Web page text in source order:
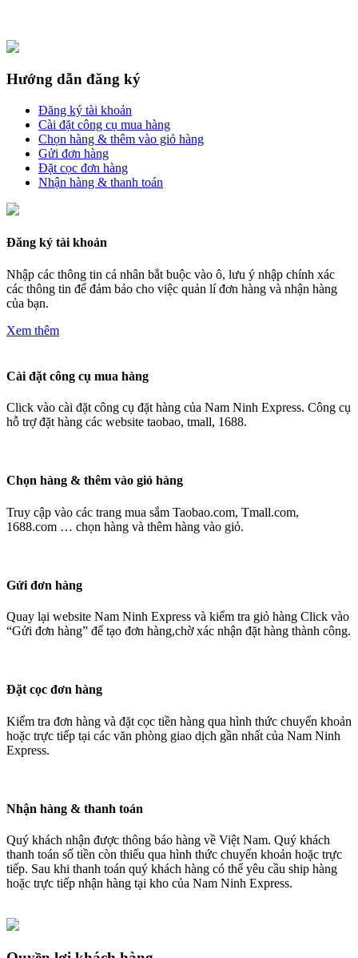
Hướng dẫn đăng ký
Đăng ký tài khoản
Cài đặt công cụ mua hàng
Chọn hàng & thêm vào giỏ hàng
Gửi đơn hàng
Đặt cọc đơn hàng
Nhận hàng & thanh toán
Đăng ký tài khoản
Nhập các thông tin cá nhân bắt buộc vào ô, lưu ý nhập chính xác
các thông tin để đảm bảo cho việc quản lí đơn hàng và nhận hàng
của bạn.
Xem thêm
Cài đặt công cụ mua hàng
Click vào cài đặt công cụ đặt hàng của Nam Ninh Express. Công cụ
hỗ trợ đặt hàng các website taobao, tmall, 1688.
Chọn hàng & thêm vào giỏ hàng
Truy cập vào các trang mua sắm Taobao.com, Tmall.com,
1688.com … chọn hàng và thêm hàng vào giỏ.
Gửi đơn hàng
Quay lại website Nam Ninh Express và kiểm tra giỏ hàng Click vào
“Gửi đơn hàng” để tạo đơn hàng,chờ xác nhận đặt hàng thành công.
Đặt cọc đơn hàng
Kiểm tra đơn hàng và đặt cọc tiền hàng qua hình thức chuyển khoản
hoặc trực tiếp tại các văn phòng giao dịch gần nhất của Nam Ninh
Express.
Nhận hàng & thanh toán
Quý khách nhận được thông báo hàng về Việt Nam. Quý khách
thanh toán số tiền còn thiếu qua hình thức chuyển khoản hoặc trực
tiếp. Sau khi thanh toán quý khách hàng có thể yêu cầu ship hàng
hoặc trực tiếp nhận hàng tại kho của Nam Ninh Express.